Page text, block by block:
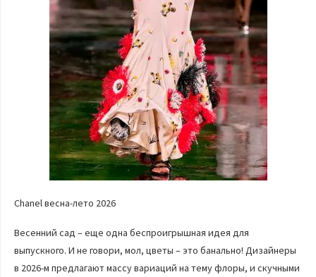
Chanel весна-лето 2026
Весенний сад – еще одна беспроигрышная идея для
выпускного. И не говори, мол, цветы – это банально! Дизайнеры
в 2026-м предлагают массу вариаций на тему флоры, и скучными